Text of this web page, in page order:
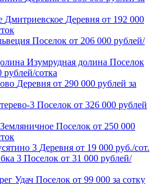
Дмитриевское Деревня от 192 000
Поселок от 206 000 рублей/
Изумрудная долина Поселок
рублей/сотка
Деревня от 290 000 рублей за
3 Поселок от 326 000 рублей
Земляничное Поселок от 250 000
3 Деревня от 19 000 руб./сот.
3 Поселок от 31 000 рублей/
Удач Поселок от 99 000 за сотку